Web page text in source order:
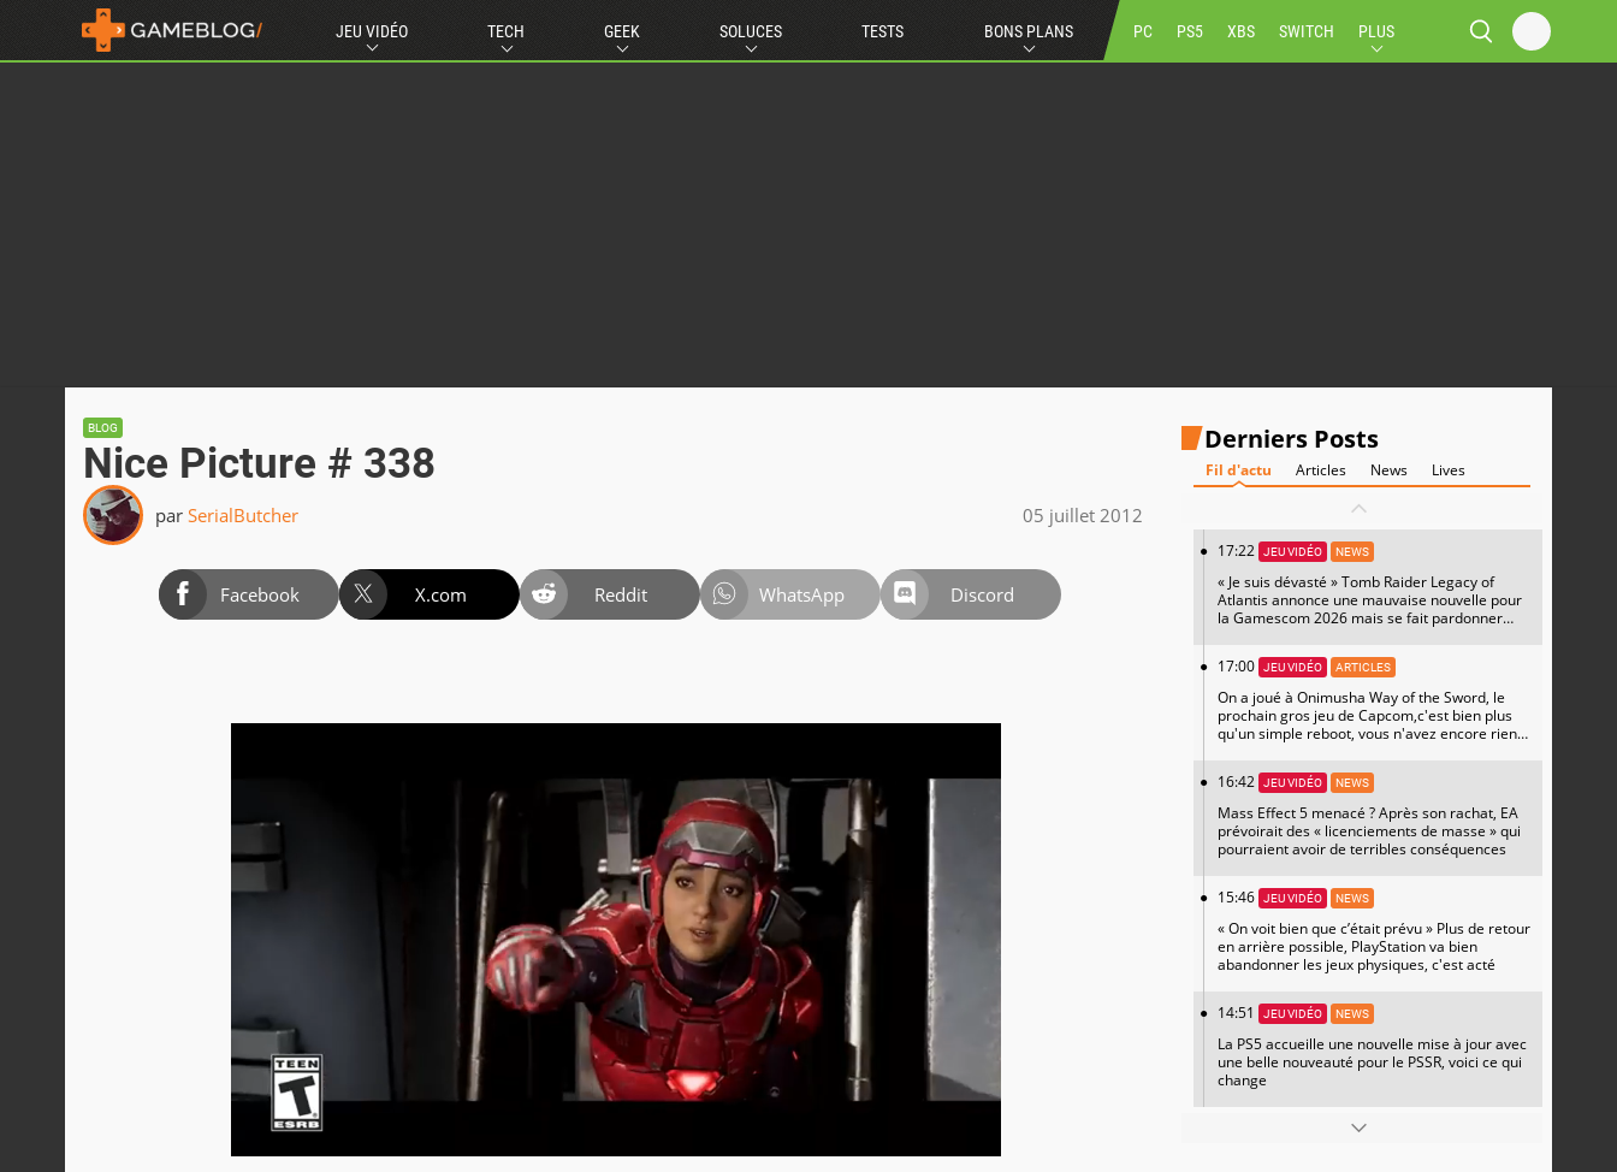
JEU VIDÉO TECH GEEK SOLUCES TESTS BONS PLANS PC PS5 XBS SWITCH PLUS
BLOG
Nice Picture # 338
par SerialButcher 05 juillet 2012
Facebook X.com Reddit WhatsApp Discord
Derniers Posts
Fil d'actu Articles News Lives
17:22 JEU VIDÉO NEWS
« Je suis dévasté » Tomb Raider Legacy of
Atlantis annonce une mauvaise nouvelle pour
la Gamescom 2026 mais se fait pardonner
17:00
JEU VIDÉO ARTICLES
On a joué à Onimusha Way of the Sword, le
prochain gros jeu de Capcom,c'est bien plus
qu'un simple reboot, vous n'avez encore rien
16:42
JEU VIDÉO NEWS
Mass Effect 5 menacé ? Après son rachat, EA
prévoirait des « licenciements de masse » qui
pourraient avoir de terribles conséquences
15:46 JEU VIDÉO NEWS
« On voit bien que c’était prévu » Plus de retour
en arrière possible, PlayStation va bien
abandonner les jeux physiques, c'est acté
14:51 JEU VIDÉO NEWS
La PS5 accueille une nouvelle mise à jour avec
une belle nouveauté pour le PSSR, voici ce qui
change